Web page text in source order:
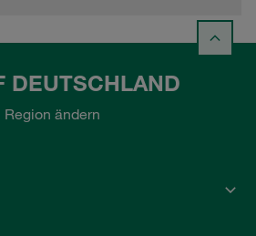
DEUTSCHLAND
Region ändern